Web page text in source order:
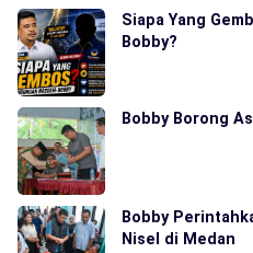
Siapa Yang
Bobby?
Bobby Borong
Bobby
Nisel di Medan